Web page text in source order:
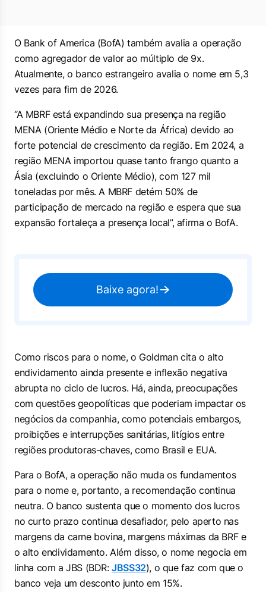
O Bank of America (BofA) também avalia a operação
como agregador de valor ao múltiplo de 9x.
Atualmente, o banco estrangeiro avalia o nome em 5,3
vezes para fim de 2026.
“A MBRF está expandindo sua presença na região
MENA (Oriente Médio e Norte da África) devido ao
forte potencial de crescimento da região. Em 2024, a
região MENA importou quase tanto frango quanto a
Ásia (excluindo o Oriente Médio), com 127 mil
toneladas por mês. A MBRF detém 50% de
participação de mercado na região e espera que sua
expansão fortaleça a presença local”, afirma o BofA.
Baixe agora!
Como riscos para o nome, o Goldman cita o alto
endividamento ainda presente e inflexão negativa
abrupta no ciclo de lucros. Há, ainda, preocupações
com questões geopolíticas que poderiam impactar os
negócios da companhia, como potenciais embargos,
proibições e interrupções sanitárias, litígios entre
regiões produtoras-chaves, como Brasil e EUA.
Para o BofA, a operação não muda os fundamentos
para o nome e, portanto, a recomendação continua
neutra. O banco sustenta que o momento dos lucros
no curto prazo continua desafiador, pelo aperto nas
margens da carne bovina, margens máximas da BRF e
o alto endividamento. Além disso, o nome negocia em
linha com a JBS (BDR:JBSS32), o que faz com que o
banco veja um desconto junto em 15%.